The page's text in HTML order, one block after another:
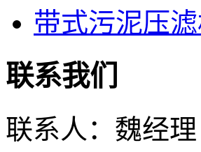
带式污泥压
联系我们
联系人：魏经理